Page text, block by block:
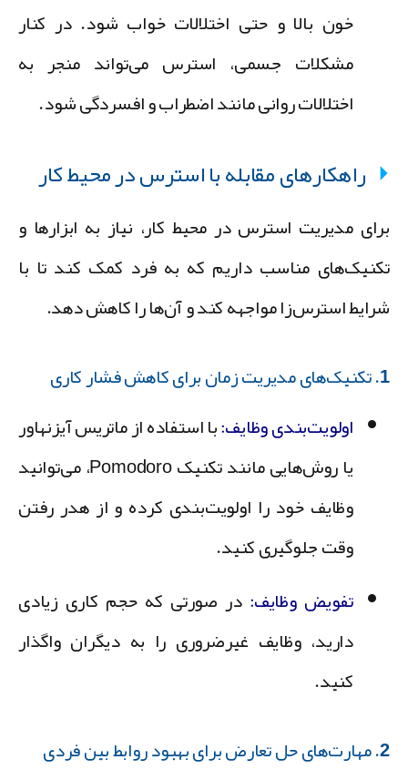
خون بالا و حتی اختلالات خواب شود. در کنار
مشکلات جسمی، استرس می‌تواند منجر به
اختلالات روانی مانند اضطراب و افسردگی شود.
راهکارهای مقابله با استرس در محیط کار
مدیریت استرس در محیط کار، نیاز به ابزارها و
مناسبداریم که به فرد کمک کند تا با
استرس‌زا مواجهه کند و آن‌ها را کاهش دهد.
اولویت‌بندی وظایف:با استفاده از ماتریس آیزنهاور
یا روش‌هایی مانند تکنیک Pomodoro، می‌توانید
وظایف خود را اولویت‌بندی کرده و از هدر رفتن
وقت جلوگیری کنید.
تفویض وظایف:در صورتی که حجم کاری زیادی
دارید، وظایف غیرضروری را به دیگران واگذار
کنید.